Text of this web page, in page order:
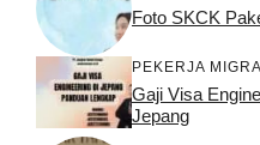
Foto SKCK
PEKERJA
Gaji Visa
Jepang